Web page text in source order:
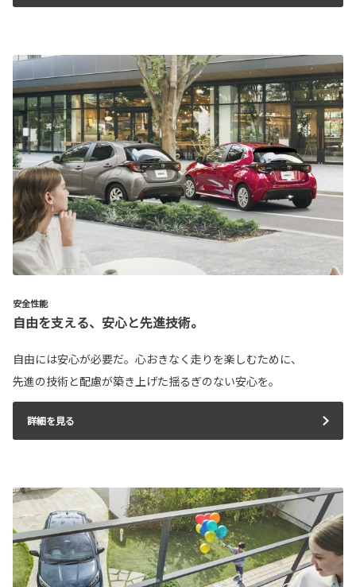
安全性能
自由を支える、安心と先進技術。
自由には安心が必要だ。心おきなく走りを楽しむために、
先進の技術と配慮が築き上げた揺るぎのない安心を。
詳細を見る